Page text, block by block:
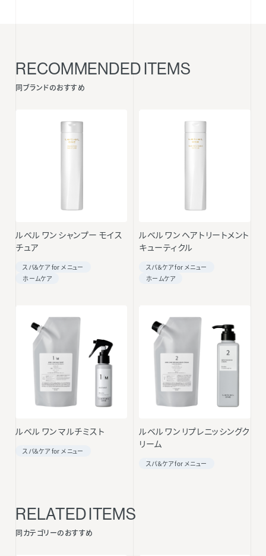
RECOMMENDED ITEMS
同ブランドのおすすめ
ルベル ワン シャンプー モイス
チュア
スパ＆ケア for メニュー
ホームケア
ルベル ワン ヘアトリートメント
キューティクル
スパ＆ケア for メニュー
ホームケア
ルベル ワン マルチミスト
スパ＆ケア for メニュー
ルベル ワン リプレニッシングク
リーム
スパ＆ケア for メニュー
RELATED ITEMS
同カテゴリーのおすすめ